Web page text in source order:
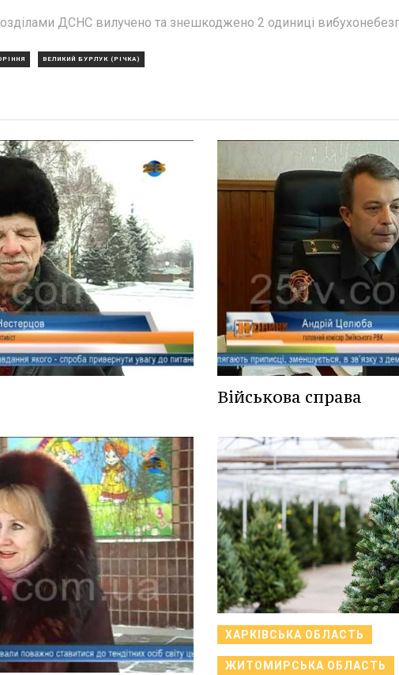
ДСНС вилучено та знешкоджено 2 одиниці
ВЕЛИКИЙ БУРЛУК (РІЧКА)
Військова справа
ХАРКІВСЬКА ОБЛАСТЬ
ЖИТОМИРСЬКА ОБЛАСТЬ